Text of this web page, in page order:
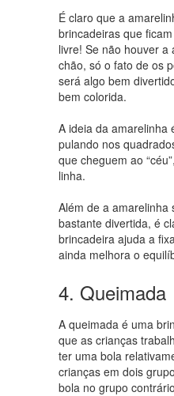
É claro que a
brincadeiras que
livre! Se não houver a
chão, só o fato de os
será algo bem
bem colorida.
A ideia da amarelinha
pulando nos
que cheguem ao
linha.
Além de a amarelinha
bastante divertida, é
brincadeira ajuda a
ainda melhora o
4. Queimada
A queimada é uma
que as crianças
ter uma bola
crianças em dois
bola no grupo